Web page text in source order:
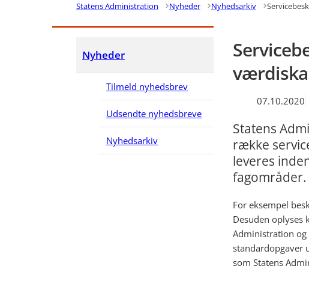
Statens Administration Nyheder Nyhedsarkiv
Nyheder
Tilmeld nyhedsbrev
Udsendte nyhedsbreve
Nyhedsarkiv
07.10.2020
Statens
række
leveres
fagområder.
For eksempel
Desuden oplyses
Administration og
standardopgaver
som Statens